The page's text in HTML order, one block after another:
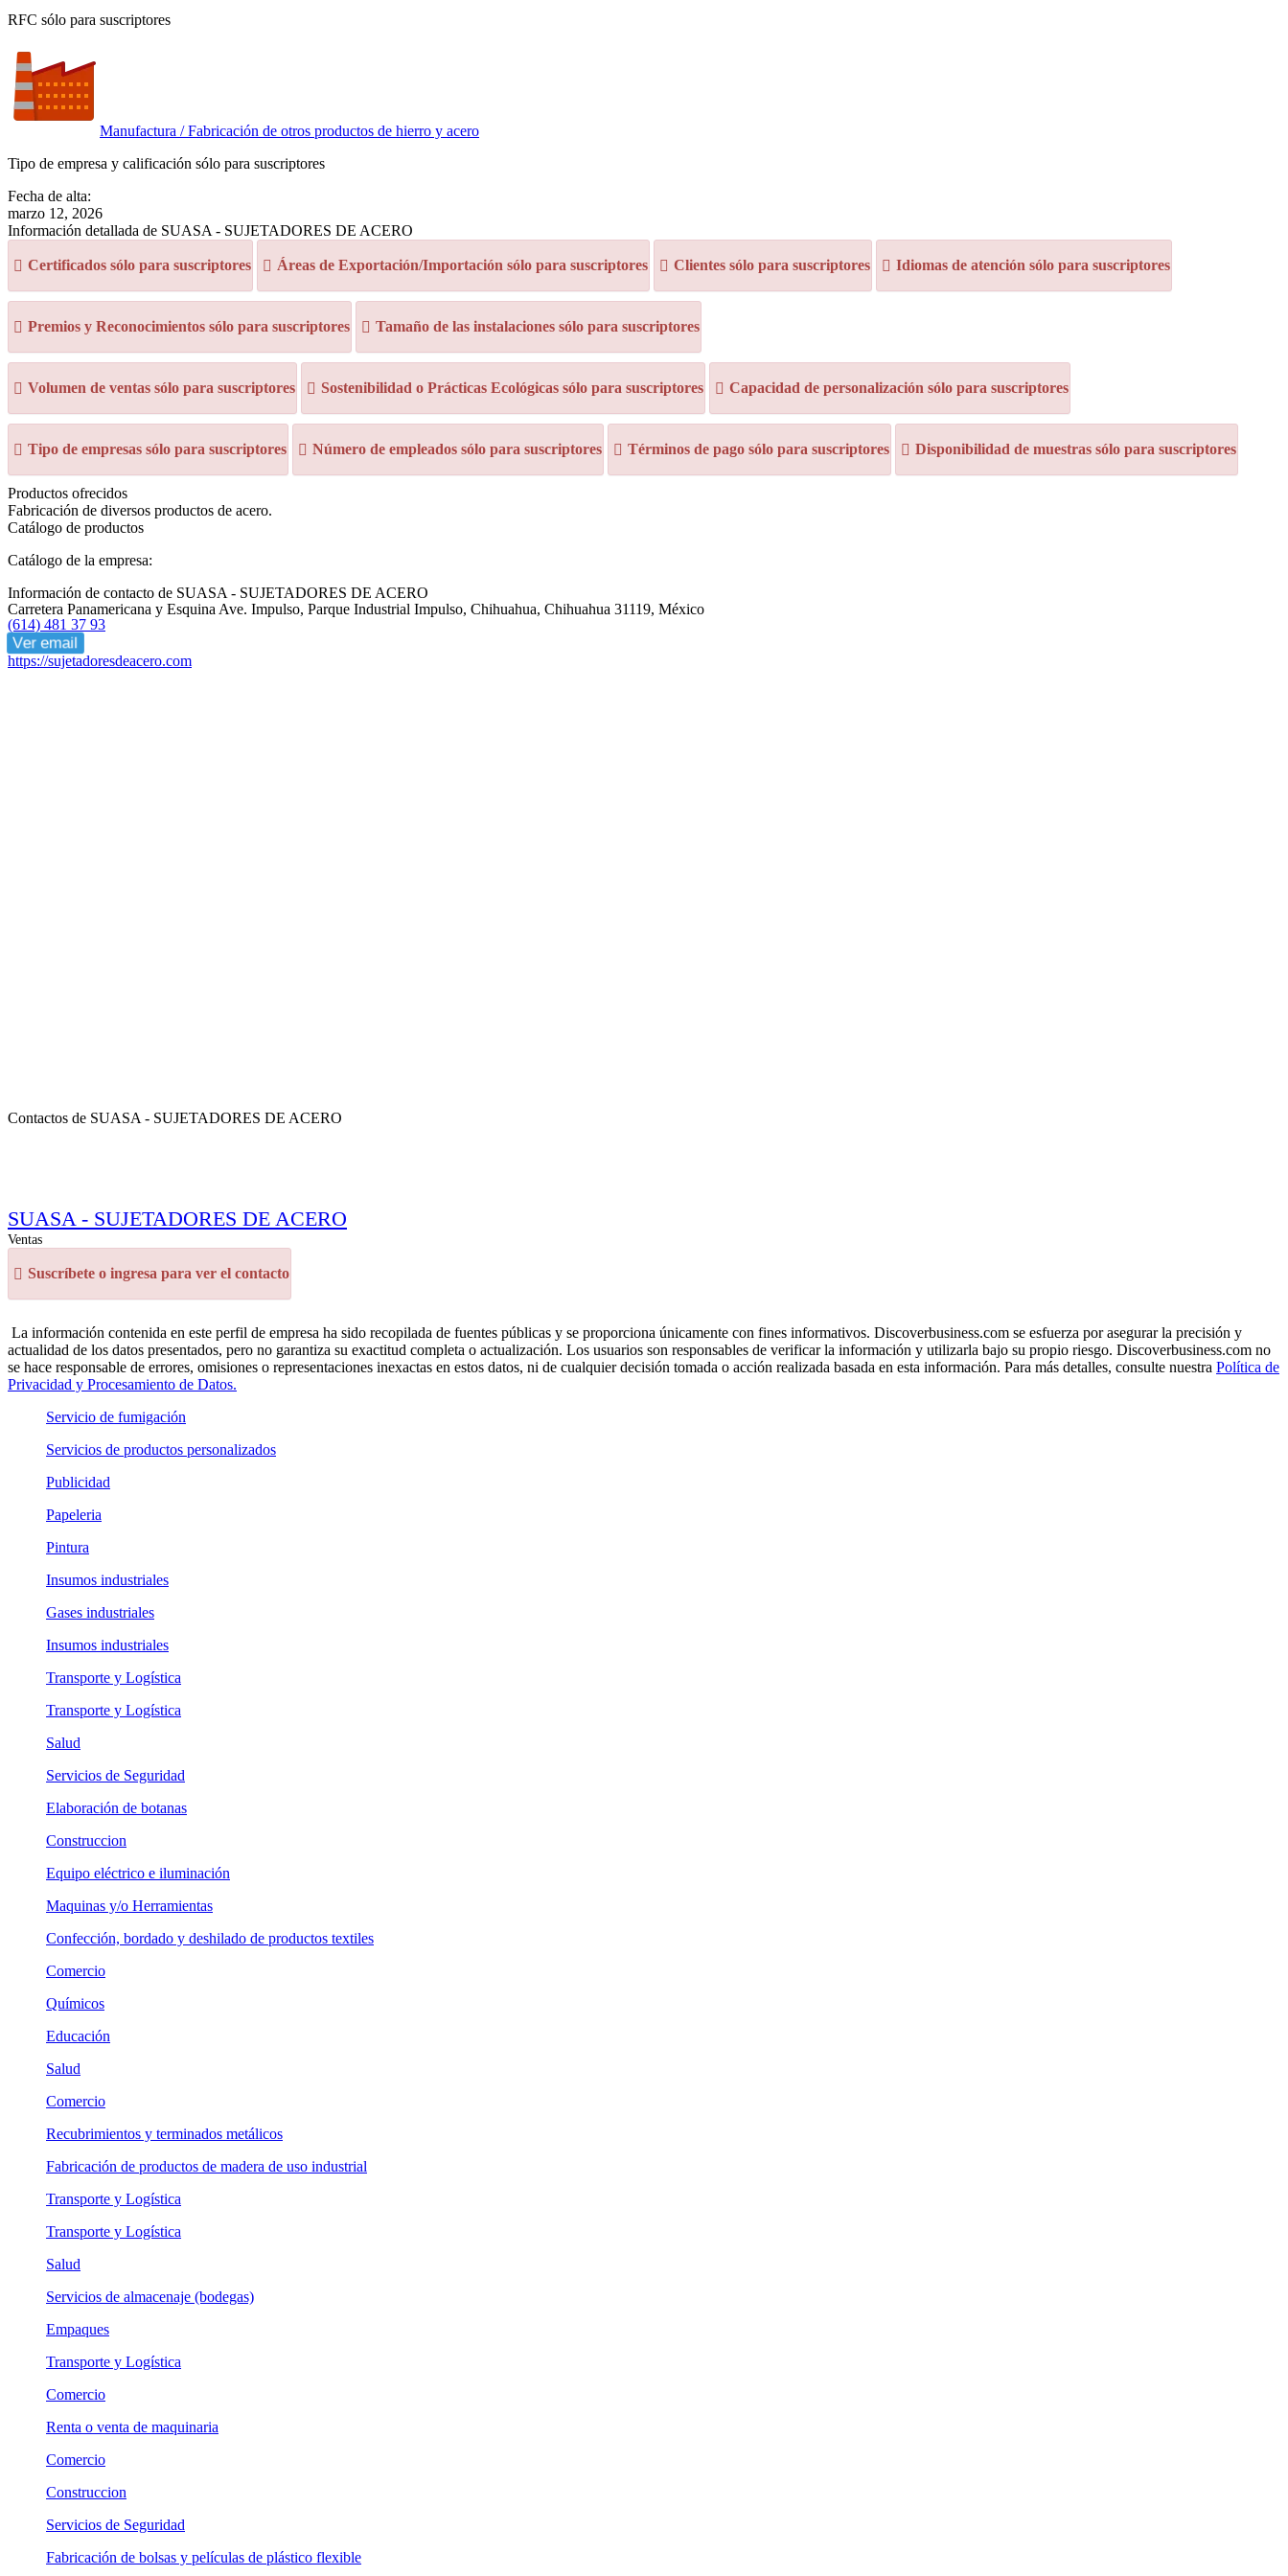
RFC sólo para suscriptores
Manufactura / Fabricación de otros productos de hierro y acero
Tipo de empresa y calificación sólo para suscriptores
Fecha de alta:
marzo 12, 2026
Información detallada de SUASA - SUJETADORES DE ACERO
Certificados sólo para suscriptores Áreas de Exportación/Importación sólo para suscriptores Clientes sólo para suscriptores Idiomas de atención sólo para suscriptores
Premios y Reconocimientos sólo para suscriptores Tamaño de las instalaciones sólo para suscriptores
Volumen de ventas sólo para suscriptores Sostenibilidad o Prácticas Ecológicas sólo para suscriptores Capacidad de personalización sólo para suscriptores
Tipo de empresas sólo para suscriptores Número de empleados sólo para suscriptores Términos de pago sólo para suscriptores Disponibilidad de muestras sólo para suscriptores
Productos ofrecidos
Fabricación de diversos productos de acero.
Catálogo de productos
Catálogo de la empresa:
Información de contacto de SUASA - SUJETADORES DE ACERO
Carretera Panamericana y Esquina Ave. Impulso, Parque Industrial Impulso, Chihuahua, Chihuahua 31119, México
(614) 481 37 93
Ver email
https://sujetadoresdeacero.com
Contactos de SUASA - SUJETADORES DE ACERO
SUASA - SUJETADORES DE ACERO
Ventas
Suscríbete o ingresa para ver el contacto
La información contenida en este perfil de empresa ha sido recopilada de fuentes públicas y se proporciona únicamente con fines informativos. Discoverbusiness.com se esfuerza por asegurar la precisión y
actualidad de los datos presentados, pero no garantiza su exactitud completa o actualización. Los usuarios son responsables de verificar la información y utilizarla bajo su propio riesgo. Discoverbusiness.com no
se hace responsable de errores, omisiones o representaciones inexactas en estos datos, ni de cualquier decisión tomada o acción realizada basada en esta información. Para más detalles, consulte nuestra Política de
Privacidad y Procesamiento de Datos.
Servicio de fumigación
Servicios de productos personalizados
Publicidad
Papeleria
Pintura
Insumos industriales
Gases industriales
Insumos industriales
Transporte y Logística
Transporte y Logística
Salud
Servicios de Seguridad
Elaboración de botanas
Construccion
Equipo eléctrico e iluminación
Maquinas y/o Herramientas
Confección, bordado y deshilado de productos textiles
Comercio
Químicos
Educación
Salud
Comercio
Recubrimientos y terminados metálicos
Fabricación de productos de madera de uso industrial
Transporte y Logística
Transporte y Logística
Salud
Servicios de almacenaje (bodegas)
Empaques
Transporte y Logística
Comercio
Renta o venta de maquinaria
Comercio
Construccion
Servicios de Seguridad
Fabricación de bolsas y películas de plástico flexible